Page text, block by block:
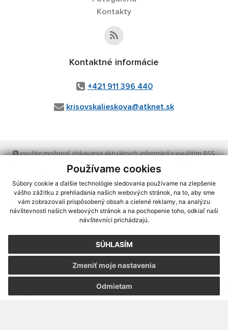
Používame cookies
Súbory cookie a ďalšie technológie sledovania používame na zlepšenie
vášho zážitku z prehliadania našich webových stránok, na to, aby sme
vám zobrazovali prispôsobený obsah a cielené reklamy, na analýzu
návštevnosti našich webových stránok a na pochopenie toho, odkiaľ naši
návštevníci prichádzajú.
SÚHLASÍM
Odmietam
Zmeniť moje nastavenia
Kontakty
Kontaktné informácie
+421 911 396 440
krisovskalieskova@atknet.sk
využite možnosť získavania aktuálnych informácií s využitím RSS,
CMS systém (redakčný) systém ECHELON 2, Mapa stránok
webex.digital, s.r.o.,domény,registrácia domény
spoločnosť webex.digital, s.r.o.,technický prevádzkovateľ
Posledná aktualizácia:23.07.2026
Vytlačiť stránku|Vyhlásenie o prístupnosti
webdesign